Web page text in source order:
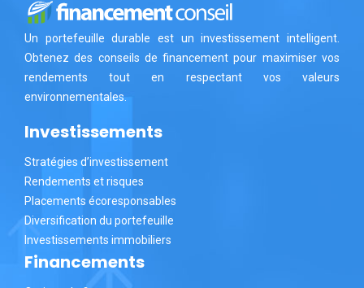
Un portefeuille durable est un investissement intelligent.
Obtenez des conseils de financement pour maximiser vos
rendements tout en respectant vos valeurs
environnementales.
Investissements
Stratégies d’investissement
Rendements et risques
Placements écoresponsables
Diversification du portefeuille
Investissements immobiliers
Financements